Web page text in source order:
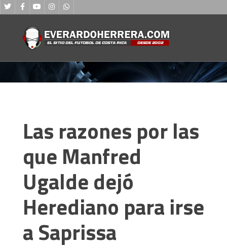
Las razones por las
que Manfred
Ugalde dejó
Herediano para irse
a Saprissa